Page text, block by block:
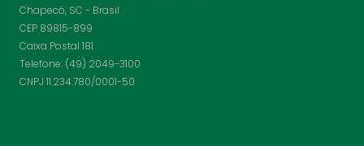
Chapecó, SC - Brasil
CEP 89815-899
Caixa Postal 181
Telefone: (49) 2049-3100
CNPJ 11.234.780/0001-50